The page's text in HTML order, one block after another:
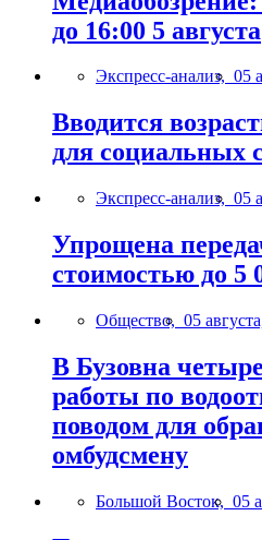
до 16:00 5 августа
Экспресс-анализ, 05
Вводится
для социальных
Экспресс-анализ, 05
Упрощена
стоимостью до 5
Общество, 05
В Бузовна
работы по
поводом для
омбудсмену
Большой Восток, 05